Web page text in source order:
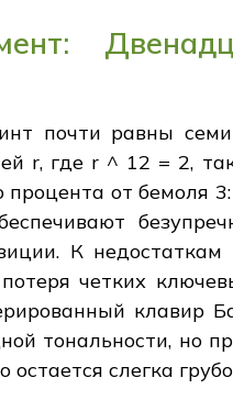
почти равны
r, где r ^ 12 = 2,
от бемоля
К
четких
клавир
тональности, но
слегка